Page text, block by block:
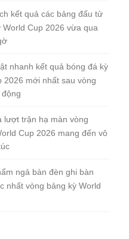
kết quả các bảng đấu tử
World Cup 2026 vừa qua
nhanh kết quả bóng đá kỳ
2026 mới nhất sau vòng
lượt trận hạ màn vòng
Cup 2026 mang đến vô
ngả bàn đèn ghi bàn
nhất vòng bảng kỳ World